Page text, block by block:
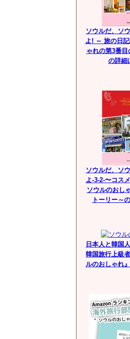
ソウルだ、ソ
よ! ～ 旅の日
ゃれの第3番目
の詳細
ソウルだ、ソ
よ-3-2-〜コス
ソウルのおし
トーリー～
日本人と韓国
韓国旅行上級
ルのおしゃれ